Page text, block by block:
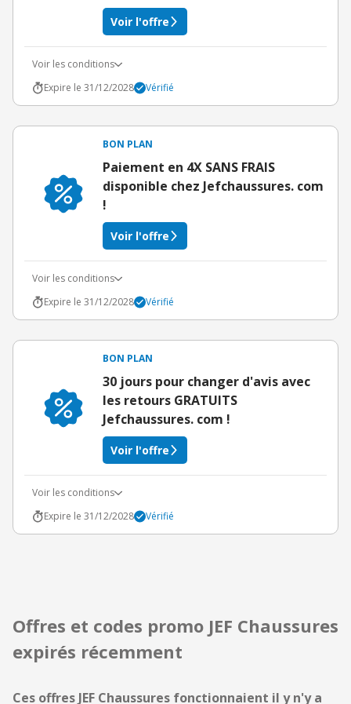
Voir l'offre
Voir les conditions
Expire le 31/12/2028
Vérifié
BON PLAN
Paiement en 4X SANS FRAIS
disponible chez Jefchaussures. com
!
Voir l'offre
Voir les conditions
Expire le 31/12/2028
Vérifié
BON PLAN
30 jours pour changer d'avis avec
les retours GRATUITS
Jefchaussures. com !
Voir l'offre
Voir les conditions
Expire le 31/12/2028
Vérifié
Offres et codes promo JEF Chaussures
expirés récemment
Ces offres JEF Chaussures fonctionnaient il y n'y a